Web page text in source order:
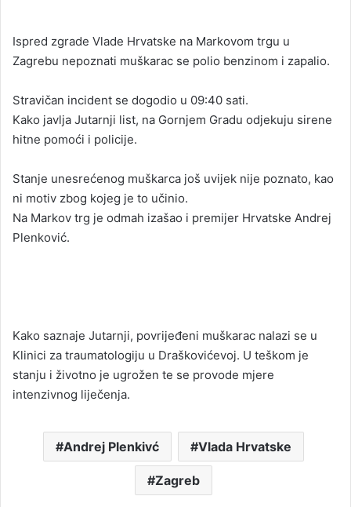
d
a
e
m
a
l
Ispred zgrade Vlade Hrvatske na Markovom trgu u
Zagrebu nepoznati muškarac se polio benzinom i zapalio.
Stravičan incident se dogodio u 09:40 sati.
Kako javlja Jutarnji list, na Gornjem Gradu odjekuju sirene
hitne pomoći i policije.
Stanje unesrećenog muškarca još uvijek nije poznato, kao
ni motiv zbog kojeg je to učinio.
Na Markov trg je odmah izašao i premijer Hrvatske Andrej
Plenković.
Kako saznaje Jutarnji, povrijeđeni muškarac nalazi se u
Klinici za traumatologiju u Draškovićevoj. U teškom je
stanju i životno je ugrožen te se provode mjere
intenzivnog liječenja.
Andrej Plenkivć Vlada Hrvatske
Zagreb